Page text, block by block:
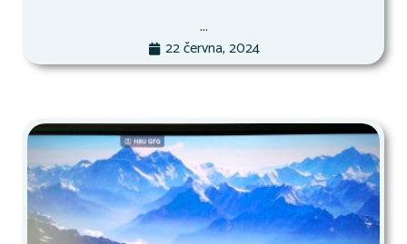
...
22 června, 2024